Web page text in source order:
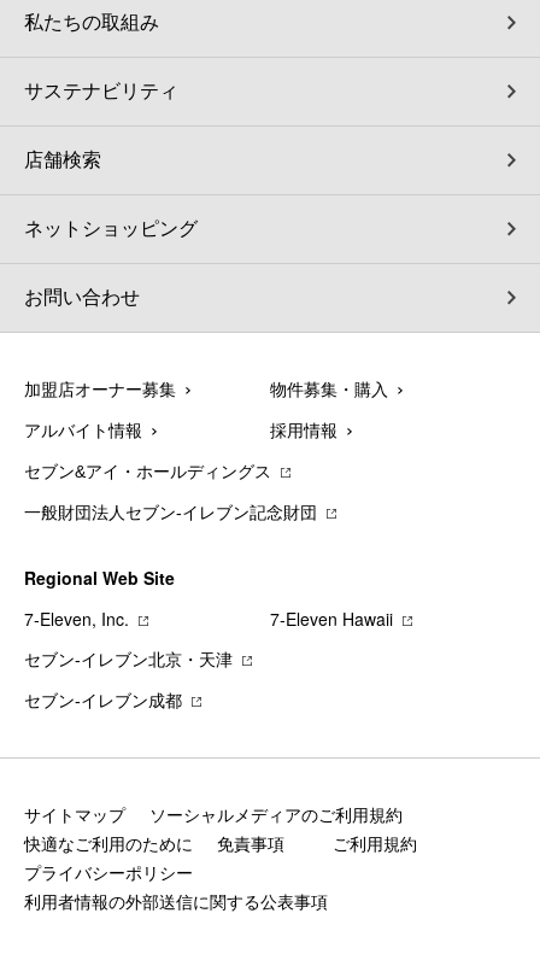
私たちの取組み
サステナビリティ
店舗検索
ネットショッピング
お問い合わせ
加盟店オーナー募集 物件募集・購入
アルバイト情報 採用情報
セブン&アイ・ホールディングス
一般財団法人セブン-イレブン記念財団
Regional Web Site
7‐Eleven, Inc.
7‐Eleven Hawaii
セブン‐イレブン北京・天津
セブン‐イレブン成都
サイトマップ
ソーシャルメディアのご利用規約
快適なご利用のために
免責事項
ご利用規約
プライバシーポリシー
利用者情報の外部送信に関する公表事項